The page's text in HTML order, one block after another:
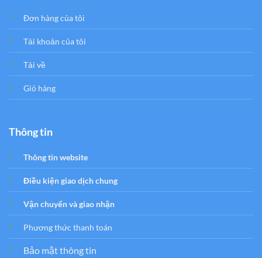
Đơn hàng của tôi
Tải khoản của tôi
Tải về
Giỏ hàng
Thông tin
Thông tin website
Điều kiện giao dịch chung
Vận chuyển và giao nhận
Phương thức thanh toán
Bảo mật thông tin